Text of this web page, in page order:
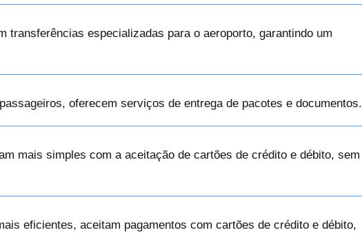
transferências especializadas para o aeroporto, garantindo um
oferecem serviços de entrega de pacotes e documentos.
mais simples com a aceitação de cartões de crédito e débito, sem
eficientes, aceitam pagamentos com cartões de crédito e débito,